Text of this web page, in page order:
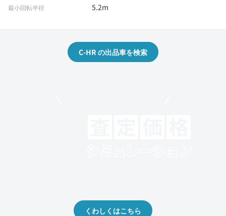
最小回転半径 5.2m
C-HR の出品車を検索
くわしくはこちら